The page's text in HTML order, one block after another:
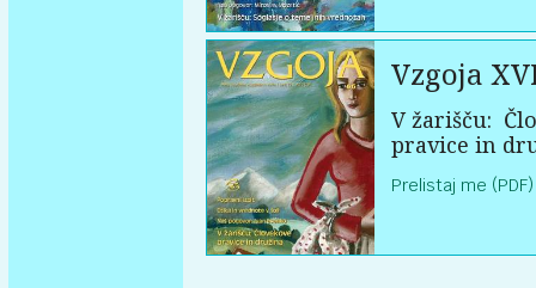
Vzgoja
V žarišču:
pravice in
Prelistaj me (PDF)